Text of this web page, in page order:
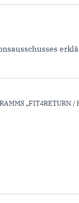
„FIT4RETURN